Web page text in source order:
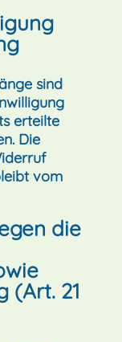
sind
erteilte
Die
vom
die
(Art. 21